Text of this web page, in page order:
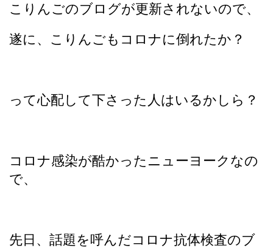
こりんごのブログが更新されないので、
遂に、こりんごもコロナに倒れたか？
って心配して下さった人はいるかしら？
コロナ感染が酷かったニューヨークなの
で、
先日、話題を呼んだコロナ抗体検査のブ